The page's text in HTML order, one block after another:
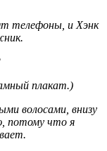
телефоны, и Хэнк
плакат.)
волосами, внизу
потому что я